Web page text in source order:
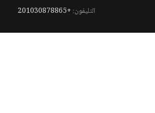
التليفون:+201030878865